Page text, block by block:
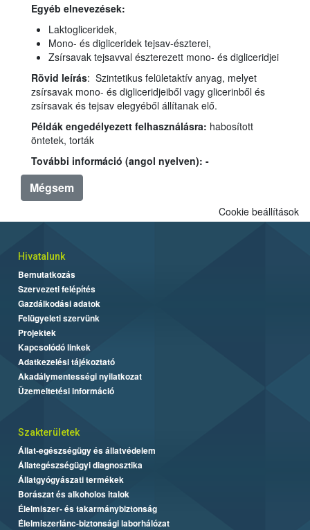
Egyéb elnevezések:
Laktogliceridek,
Mono- és digliceridek tejsav-észterei,
Zsírsavak tejsavval észterezett mono- és digliceridjei
Rövid leírás: Szintetikus felületaktív anyag, melyet
zsírsavak mono- és digliceridjeiből vagy glicerinből és
zsírsavak és tejsav elegyéből állítanak elő.
Példák engedélyezett felhasználásra: habosított
öntetek, torták
További információ (angol nyelven): -
Mégsem
Cookie beállítások
Hivatalunk
Bemutatkozás
Szervezeti felépítés
Gazdálkodási adatok
Felügyeleti szervünk
Projektek
Kapcsolódó linkek
Adatkezelési tájékoztató
Akadálymentességi nyilatkozat
Üzemeltetési információ
Szakterületek
Állat-egészségügy és állatvédelem
Állategészségügyi diagnosztika
Állatgyógyászati termékek
Borászat és alkoholos italok
Élelmiszer- és takarmánybiztonság
Élelmiszerlánc-biztonsági laborhálózat